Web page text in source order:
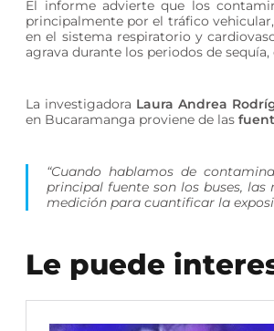
El informe advierte que los
principalmente por el tráfico
en el sistema respiratorio y
agrava durante los periodos de
La investigadora Laura Andrea
en Bucaramanga proviene de las
“Cuando hablamos de
principal fuente son los buses,
medición para cuantificar la
Le puede